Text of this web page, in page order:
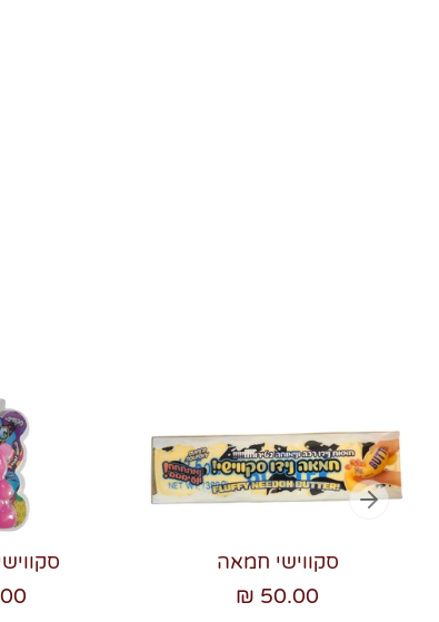
₪
סקווישי חמאה
50.00 ₪